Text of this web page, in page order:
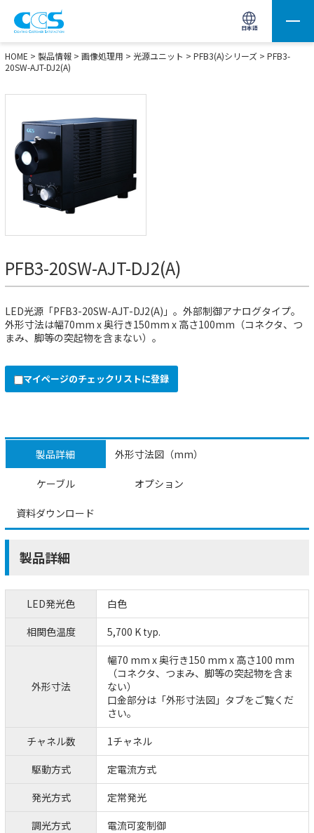
日本語
画像処理用の製品検索 サイト内検索(Enterで実行)
HOME > 製品情報 > 画像処理用 > 光源ユニット > PFB3(A)シリーズ > PFB3-
20SW-AJT-DJ2(A)
PFB3-20SW-AJT-DJ2(A)
LED光源「PFB3-20SW-AJT-DJ2(A)」。外部制御アナログタイプ。
外形寸法は幅70mm x 奥行き150mm x 高さ100mm（コネクタ、つ
まみ、脚等の突起物を含まない）。
マイページのチェックリストに登録
製品詳細 外形寸法図（mm）
ケーブル オプション
資料ダウンロード
製品詳細
LED発光色
白色
相関色温度
5,700 K typ.
外形寸法
幅70 mm x 奥行き150 mm x 高さ100 mm
（コネクタ、つまみ、脚等の突起物を含ま
ない）
口金部分は「外形寸法図」タブをご覧くだ
さい。
チャネル数
1チャネル
駆動方式
定電流方式
発光方式
定常発光
調光方式
電流可変制御